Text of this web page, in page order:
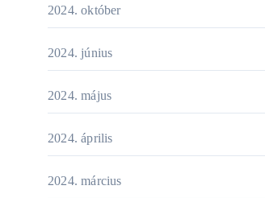
2024. október
2024. június
2024. május
2024. április
2024. március